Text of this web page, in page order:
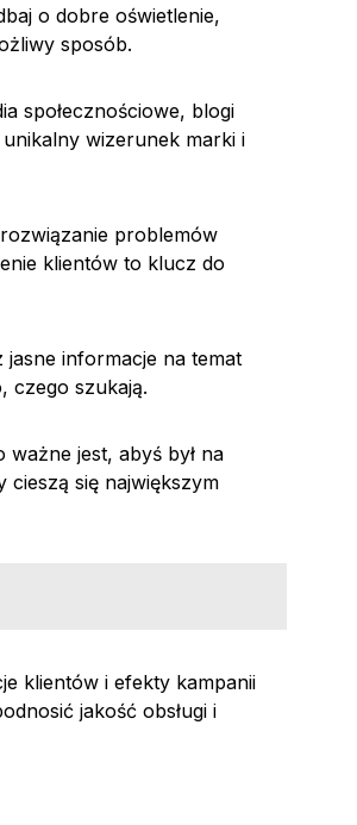
o dobre oświetlenie,
sposób.
społecznościowe, blogi
wizerunek marki i
problemów
klientów to klucz do
jasne informacje na temat
czego szukają.
ważne jest, abyś był na
się największym
klientów i efekty kampanii
jakość obsługi i